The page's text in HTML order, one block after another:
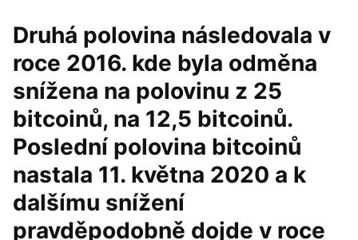
Druhá polovina následovala v
roce 2016. kde byla odměna
snížena na polovinu z 25
bitcoinů, na 12,5 bitcoinů.
Poslední polovina bitcoinů
nastala 11. května 2020 a k
dalšímu snížení
pravděpodobně dojde v roce